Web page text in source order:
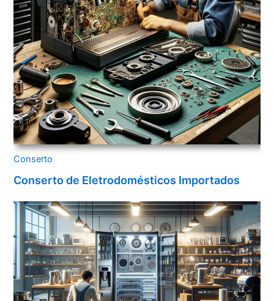
Conserto
Conserto de Eletrodomésticos Importados